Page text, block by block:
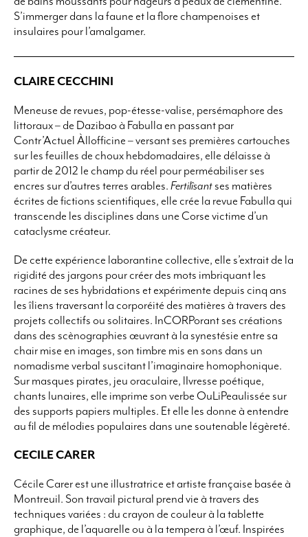
S’immerger dans la faune et la flore champenoises et
insulaires pour l’amalgamer.
CLAIRE CECCHINI
Meneuse de revues, pop-étesse-valise, persémaphore des
littoraux – de Dazibao à Fabulla en passant par
Contr’Actuel Àllofficine – versant ses premières cartouches
sur les feuilles de choux hebdomadaires, elle délaisse à
partir de 2012 le champ du réel pour perméabiliser ses
encres sur d’autres terres arables. Fertilîsant ses matières
écrites de fictions scientifiques, elle crée la revue Fabulla qui
transcende les disciplines dans une Corse victime d’un
cataclysme créateur.
De cette expérience laborantine collective, elle s’extrait de la
rigidité des jargons pour créer des mots imbriquant les
racines de ses hybridations et expérimente depuis cinq ans
les îliens traversant la corporéité des matières à travers des
projets collectifs ou solitaires. InCORPorant ses créations
dans des scènographies œuvrant à la synestésie entre sa
chair mise en images, son timbre mis en sons dans un
nomadisme verbal suscitant l’imaginaire homophonique.
Sur masques pirates, jeu oraculaire, lIvresse poétique,
chants lunaires, elle imprime son verbe OuLiPeaulissée sur
des supports papiers multiples. Et elle les donne à entendre
au fil de mélodies populaires dans une soutenable légèreté.
CECILE CARER
Cécile Carer est une illustratrice et artiste française basée à
Montreuil. Son travail pictural prend vie à travers des
techniques variées : du crayon de couleur à la tablette
graphique, de l’aquarelle ou à la tempera à l’œuf. Inspirées